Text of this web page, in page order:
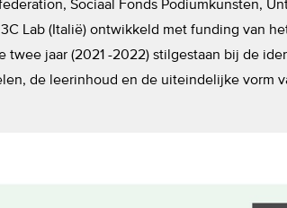
Sociaal Fonds Podiumkunsten,
Lab (Italië) ontwikkeld met funding van
twee jaar (2021 -2022) stilgestaan bij de
de leerinhoud en de uiteindelijke vorm